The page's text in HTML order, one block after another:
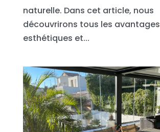
naturelle. Dans cet article, nous
découvrirons tous les avantages
esthétiques et...